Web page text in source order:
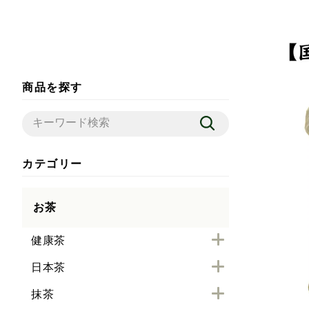
商品を探す
カテゴリー
お茶
健康茶
日本茶
抹茶